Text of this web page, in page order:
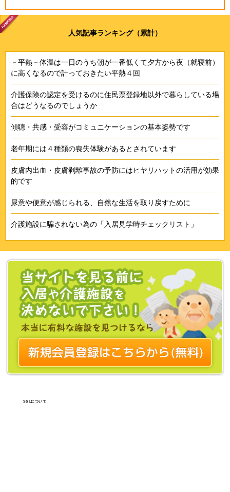
人気記事ランキング（累計）
－平熱－体温は一日のうち朝が一番低くて夕方から夜（就寝前）
に高くなるので計っておきたい平熱４回
介護保険の認定を受けるのに住民票登録地以外で暮らしている場
合はどうなるのでしょうか
傾聴・共感・受容がコミュニケーションの基本姿勢です
老年期には４種類の喪失体験があるとされています
皮膚内出血・皮膚剥離事故の予防にはヒヤリハットの活用が効果
的です
尿意や便意が感じられる、自然な生活を取り戻すために
介護施設に騙されない為の「入居見学時チェックリスト」
SSLについて